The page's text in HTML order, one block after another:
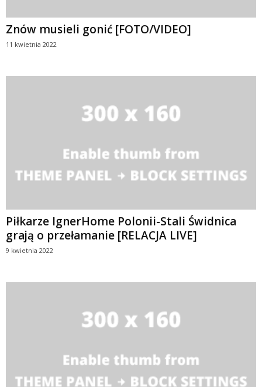
Znów musieli gonić [FOTO/VIDEO]
11 kwietnia 2022
Piłkarze IgnerHome Polonii-Stali Świdnica
grają o przełamanie [RELACJA LIVE]
9 kwietnia 2022